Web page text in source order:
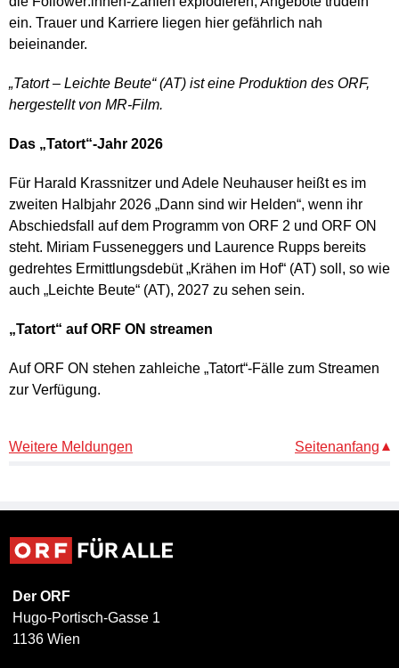
ein. Trauer und Karriere liegen hier gefährlich nah
beieinander.
„Tatort – Leichte Beute“ (AT) ist eine Produktion des ORF,
hergestellt von MR-Film.
Das „Tatort“-Jahr 2026
Für Harald Krassnitzer und Adele Neuhauser heißt es im
zweiten Halbjahr 2026 „Dann sind wir Helden“, wenn ihr
Abschiedsfall auf dem Programm von ORF 2 und ORF ON
steht. Miriam Fusseneggers und Laurence Rupps bereits
gedrehtes Ermittlungsdebüt „Krähen im Hof“ (AT) soll, so wie
auch „Leichte Beute“ (AT), 2027 zu sehen sein.
„Tatort“ auf ORF ON streamen
Auf ORF ON stehen zahleiche „Tatort“-Fälle zum Streamen
zur Verfügung.
Weitere Meldungen Seitenanfang
Der ORF
Hugo-Portisch-Gasse 1
1136 Wien